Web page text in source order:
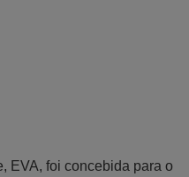
EVA, foi concebida para o